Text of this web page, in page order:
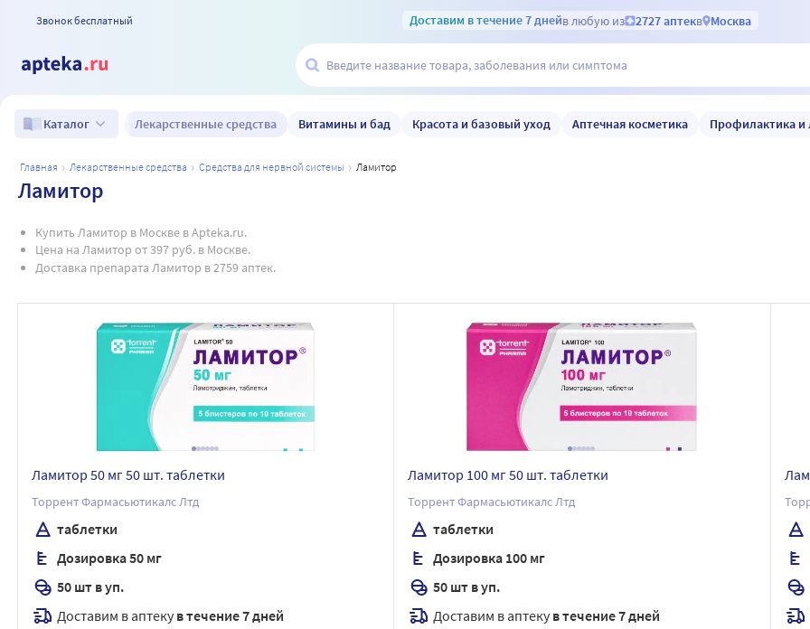
Звонок бесплатный Доставим в течение 7 днейв любую из 2727 аптекв Москва
Каталог Лекарственные средства Витамины и бад Красота и базовый уход Аптечная косметика Профилактика и
главная лекарственные средства средства для нервной системы ламитор
Ламитор
Купить Ламитор в Москве в Apteka.ru.
Цена на Ламитор от 397 руб. в Москве.
Доставка препарата Ламитор в 2759 аптек.
Ламитор 50 мг 50 шт. таблетки
Торрент Фармасьютикалс Лтд
таблетки
Дозировка 50 мг
50 шт в уп.
Доставим в аптеку в течение 7 дней
Ламитор 100 мг 50 шт. таблетки
Торрент Фармасьютикалс Лтд
таблетки
Дозировка 100 мг
50 шт в уп.
Доставим в аптеку в течение 7 дней